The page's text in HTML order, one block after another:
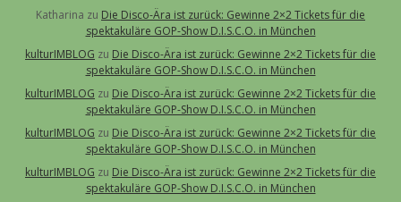
Katharina zu Die Disco-Ära ist zurück: Gewinne 2×2 Tickets für die
spektakuläre GOP-Show D.I.S.C.O. in München
kulturIMBLOG zu Die Disco-Ära ist zurück: Gewinne 2×2 Tickets für die
spektakuläre GOP-Show D.I.S.C.O. in München
kulturIMBLOG zu Die Disco-Ära ist zurück: Gewinne 2×2 Tickets für die
spektakuläre GOP-Show D.I.S.C.O. in München
kulturIMBLOG zu Die Disco-Ära ist zurück: Gewinne 2×2 Tickets für die
spektakuläre GOP-Show D.I.S.C.O. in München
kulturIMBLOG zu Die Disco-Ära ist zurück: Gewinne 2×2 Tickets für die
spektakuläre GOP-Show D.I.S.C.O. in München